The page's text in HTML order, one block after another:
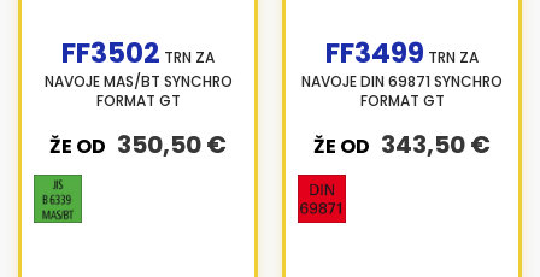
FF3502 TRN ZA
NAVOJE MAS/BT SYNCHRO
FORMAT GT
ŽE OD 350,50 €
FF3499 TRN ZA
NAVOJE DIN 69871 SYNCHRO
FORMAT GT
ŽE OD 343,50 €